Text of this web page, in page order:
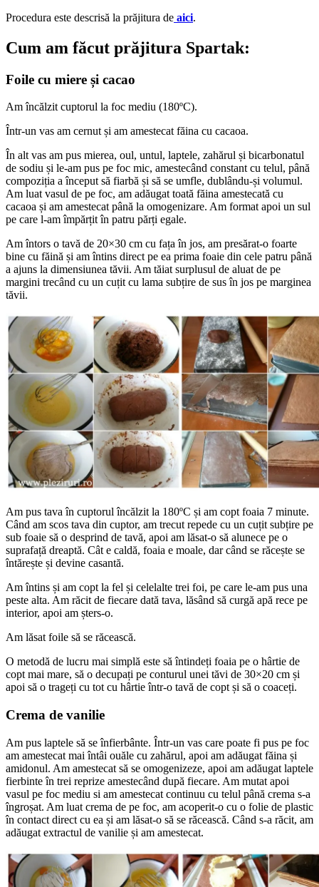
Procedura este descrisă la prăjitura de aici.
Cum am făcut prăjitura Spartak:
Foile cu miere și cacao
Am încălzit cuptorul la foc mediu (180ºC).
Într-un vas am cernut și am amestecat făina cu cacaoa.
În alt vas am pus mierea, oul, untul, laptele, zahărul și bicarbonatul
de sodiu și le-am pus pe foc mic, amestecând constant cu telul, până
compoziția a început să fiarbă și să se umfle, dublându-și volumul.
Am luat vasul de pe foc, am adăugat toată făina amestecată cu
cacaoa și am amestecat până la omogenizare. Am format apoi un sul
pe care l-am împărțit în patru părți egale.
Am întors o tavă de 20×30 cm cu fața în jos, am presărat-o foarte
bine cu făină și am întins direct pe ea prima foaie din cele patru până
a ajuns la dimensiunea tăvii. Am tăiat surplusul de aluat de pe
margini trecând cu un cuțit cu lama subțire de sus în jos pe marginea
tăvii.
Am pus tava în cuptorul încălzit la 180ºC și am copt foaia 7 minute.
Când am scos tava din cuptor, am trecut repede cu un cuțit subțire pe
sub foaie să o desprind de tavă, apoi am lăsat-o să alunece pe o
suprafață dreaptă. Cât e caldă, foaia e moale, dar când se răcește se
întărește și devine casantă.
Am întins și am copt la fel și celelalte trei foi, pe care le-am pus una
peste alta. Am răcit de fiecare dată tava, lăsând să curgă apă rece pe
interior, apoi am șters-o.
Am lăsat foile să se răcească.
O metodă de lucru mai simplă este să întindeți foaia pe o hârtie de
copt mai mare, să o decupați pe conturul unei tăvi de 30×20 cm și
apoi să o trageți cu tot cu hârtie într-o tavă de copt și să o coaceți.
Crema de vanilie
Am pus laptele să se înfierbânte. Într-un vas care poate fi pus pe foc
am amestecat mai întâi ouăle cu zahărul, apoi am adăugat făina și
amidonul. Am amestecat să se omogenizeze, apoi am adăugat laptele
fierbinte în trei reprize amestecând după fiecare. Am mutat apoi
vasul pe foc mediu si am amestecat continuu cu telul până crema s-a
îngroșat. Am luat crema de pe foc, am acoperit-o cu o folie de plastic
în contact direct cu ea și am lăsat-o să se răcească. Când s-a răcit, am
adăugat extractul de vanilie și am amestecat.